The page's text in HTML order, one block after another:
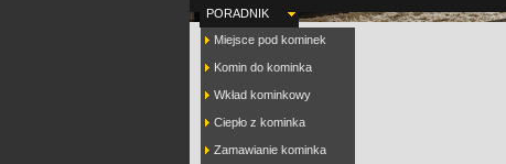
PORADNIK
Miejsce pod kominek
Komin do kominka
Wkład kominkowy
Ciepło z kominka
Zamawianie kominka